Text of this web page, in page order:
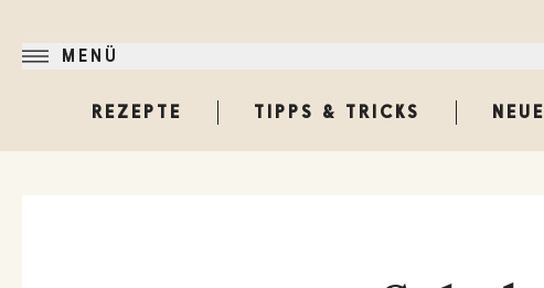
MENÜ
REZEPTE TIPPS & TRICKS